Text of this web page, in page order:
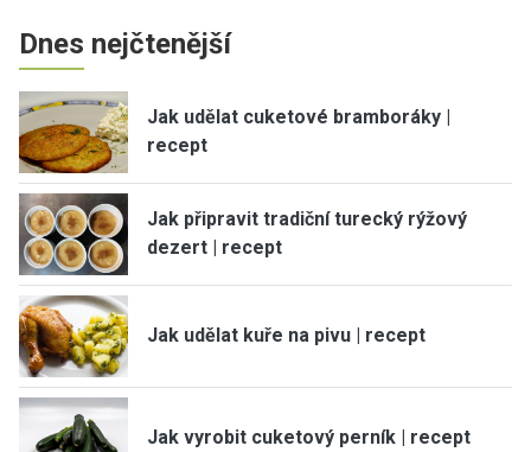
Dnes nejčtenější
Jak udělat cuketové bramboráky |
recept
Jak připravit tradiční turecký rýžový
dezert | recept
Jak udělat kuře na pivu | recept
Jak vyrobit cuketový perník | recept